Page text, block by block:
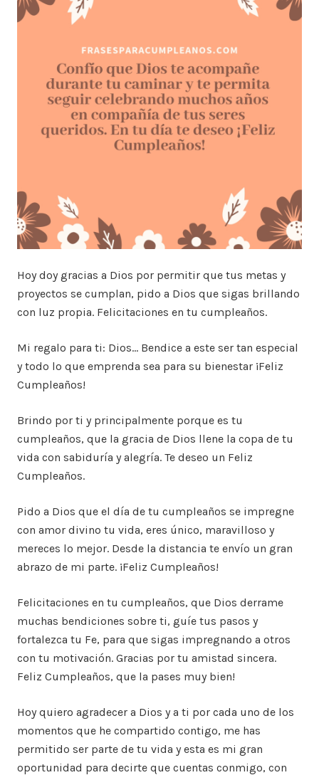
Hoy doy gracias a Dios por permitir que tus metas y
proyectos se cumplan, pido a Dios que sigas brillando
con luz propia. Felicitaciones en tu cumpleaños.
Mi regalo para ti: Dios… Bendice a este ser tan especial
y todo lo que emprenda sea para su bienestar ¡Feliz
Cumpleaños!
Brindo por ti y principalmente porque es tu
cumpleaños, que la gracia de Dios llene la copa de tu
vida con sabiduría y alegría. Te deseo un Feliz
Cumpleaños.
Pido a Dios que el día de tu cumpleaños se impregne
con amor divino tu vida, eres único, maravilloso y
mereces lo mejor. Desde la distancia te envío un gran
abrazo de mi parte. ¡Feliz Cumpleaños!
Felicitaciones en tu cumpleaños, que Dios derrame
muchas bendiciones sobre ti, guíe tus pasos y
fortalezca tu Fe, para que sigas impregnando a otros
con tu motivación. Gracias por tu amistad sincera.
Feliz Cumpleaños, que la pases muy bien!
Hoy quiero agradecer a Dios y a ti por cada uno de los
momentos que he compartido contigo, me has
permitido ser parte de tu vida y esta es mi gran
oportunidad para decirte que cuentas conmigo, con